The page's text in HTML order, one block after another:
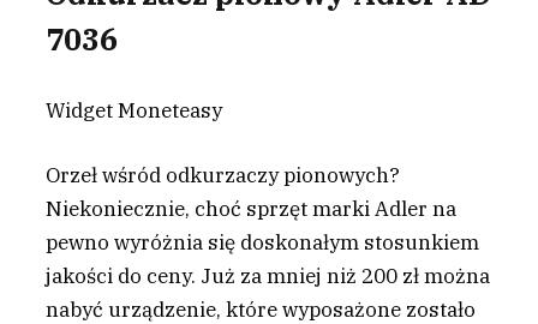
7036
Widget Moneteasy
Orzeł wśród odkurzaczy pionowych?
Niekoniecznie, choć sprzęt marki Adler na
pewno wyróżnia się doskonałym stosunkiem
jakości do ceny. Już za mniej niż 200 zł można
nabyć urządzenie, które wyposażone zostało